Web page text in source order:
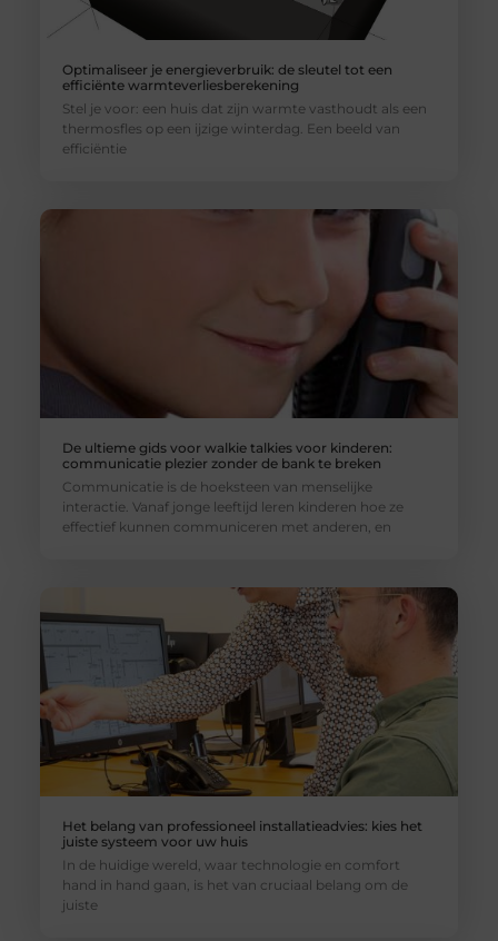
Optimaliseer je energieverbruik: de sleutel tot een
efficiënte warmteverliesberekening
Stel je voor: een huis dat zijn warmte vasthoudt als een
thermosfles op een ijzige winterdag. Een beeld van
efficiëntie
De ultieme gids voor walkie talkies voor kinderen:
communicatie plezier zonder de bank te breken
Communicatie is de hoeksteen van menselijke
interactie. Vanaf jonge leeftijd leren kinderen hoe ze
effectief kunnen communiceren met anderen, en
Het belang van professioneel installatieadvies: kies het
juiste systeem voor uw huis
In de huidige wereld, waar technologie en comfort
hand in hand gaan, is het van cruciaal belang om de
juiste